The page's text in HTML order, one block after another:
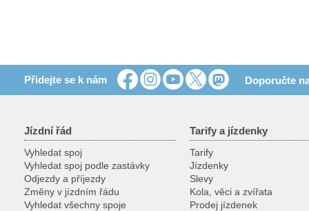
Přidejte se k nám Doporučte
Jízdní řád
Vyhledat spoj
Vyhledat spoj podle zastávky
Odjezdy a příjezdy
Změny v jízdním řádu
Vyhledat všechny spoje
Tarify a jízdenky
Tarify
Jízdenky
Slevy
Kola, věci a zvířata
Prodej jízdenek